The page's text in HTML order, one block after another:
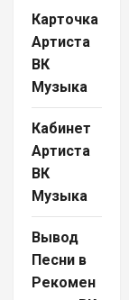
Карточка
Артиста
ВК
Музыка
Кабинет
Артиста
ВК
Музыка
Вывод
Песни в
Рекомен